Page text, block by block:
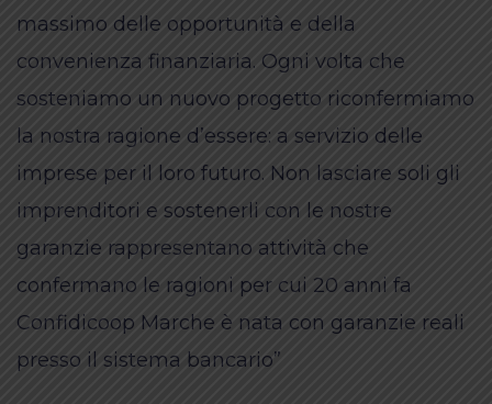
massimo delle opportunità e della
convenienza finanziaria. Ogni volta che
sosteniamo un nuovo progetto riconfermiamo
la nostra ragione d’essere: a servizio delle
imprese per il loro futuro. Non lasciare soli gli
imprenditori e sostenerli con le nostre
garanzie rappresentano attività che
confermano le ragioni per cui 20 anni fa
Confidicoop Marche è nata con garanzie reali
presso il sistema bancario”